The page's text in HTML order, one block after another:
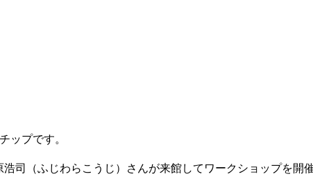
ップです。
司（ふじわらこうじ）さんが来館してワークショップを開催